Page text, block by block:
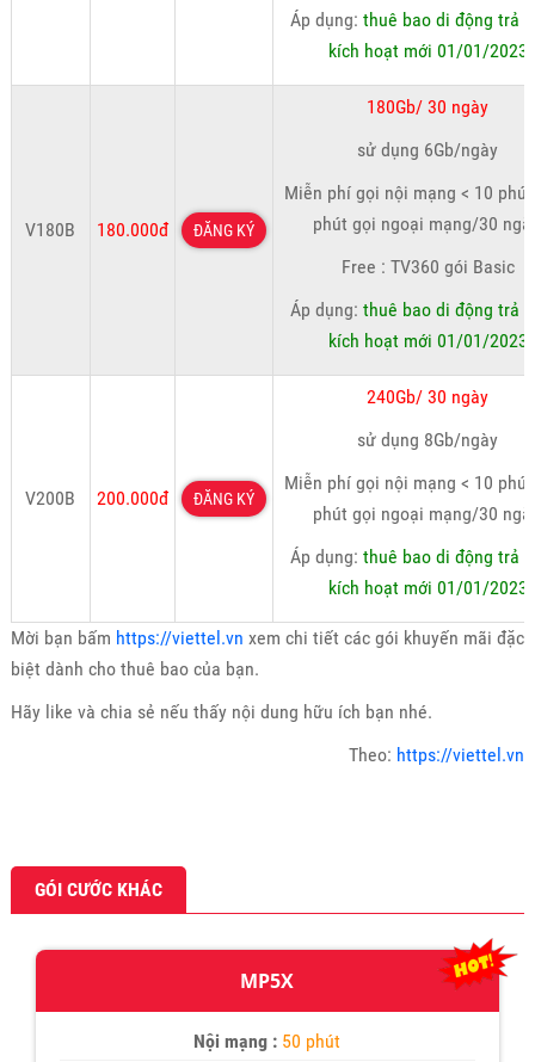
Áp dụng:thuê bao di động trả
kích hoạt mới 01/01/2023
V180B 180.000đ ĐĂNG KÝ
180Gb/ 30 ngày
sử dụng 6Gb/ngày
Miễn phí gọi nội mạng < 10
phút gọi ngoại mạng/30
Free : TV360 gói Basic
Áp dụng:thuê bao di động trả
kích hoạt mới 01/01/2023
V200B 200.000đ ĐĂNG KÝ
240Gb/ 30 ngày
sử dụng 8Gb/ngày
Miễn phí gọi nội mạng < 10
phút gọi ngoại mạng/30
Áp dụng:thuê bao di động trả
kích hoạt mới 01/01/2023
Mời bạn bấm https://viettel.vn xem chi tiết các gói khuyến mãi đặc
biệt dành cho thuê bao của bạn.
Hãy like và chia sẻ nếu thấy nội dung hữu ích bạn nhé.
Theo: https://viettel.vn
GÓI CƯỚC KHÁC
MP5X
Nội mạng : 50 phút